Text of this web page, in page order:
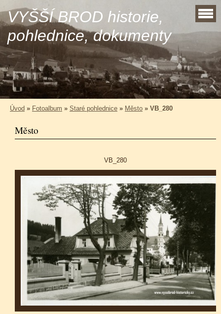
VYŠŠÍ BROD historie,
pohlednice, dokumenty
Úvod » Fotoalbum » Staré pohlednice » Město » VB_280
Město
VB_280